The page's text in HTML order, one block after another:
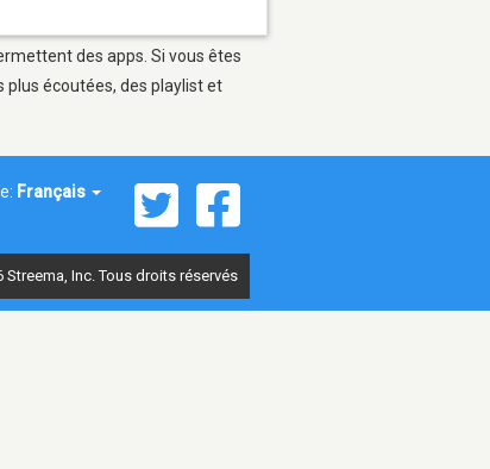
des apps. Si vous êtes
plus écoutées, des playlist et
Français
Streema, Inc. Tous droits réservés